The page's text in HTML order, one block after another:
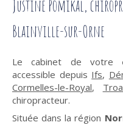
Justine Pomikal,
Blainville-sur-Orne
Le cabinet de votre
accessible depuis Ifs,
Cormelles-le-Royal,
chiropracteur.
Située dans la région